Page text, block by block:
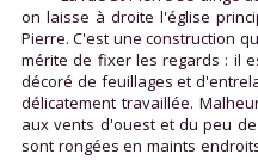
on laisse à droite l'église
Pierre. C'est une construction
mérite de fixer les regards : il
décoré de feuillages et
délicatement travaillée.
aux vents d'ouest et du peu
sont rongées en maints